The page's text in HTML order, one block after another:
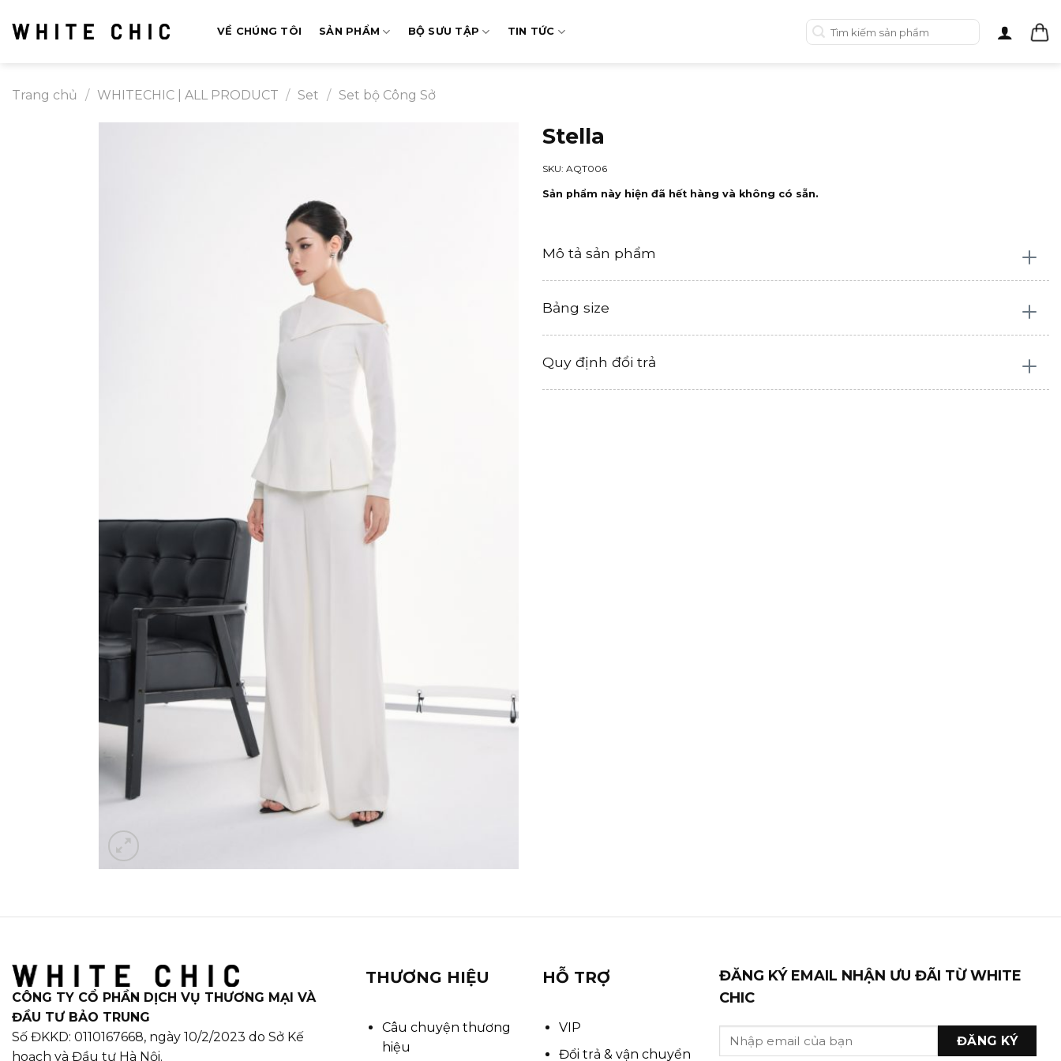
qua
VỀ CHÚNG TÔI SẢN PHẨM BỘ SƯU TẬP TIN TỨC
Tìm
kiếm:
Trang chủ / WHITECHIC | ALL PRODUCT / Set / Set bộ Công Sở
Stella
SKU: AQT006
Sản phẩm này hiện đã hết hàng và không có sẵn.
Mô tả sản phẩm
Bảng size
Quy định đổi trả
CÔNG TY CỔ PHẦN DỊCH VỤ THƯƠNG MẠI VÀ
ĐẦU TƯ BẢO TRUNG
Số ĐKKD: 0110167668, ngày 10/2/2023 do Sở Kế
hoạch và Đầu tư Hà Nội.
THƯƠNG HIỆU
Câu chuyện thương
hiệu
HỖ TRỢ
VIP
Đổi trả & vận chuyển
ĐĂNG KÝ EMAIL NHẬN ƯU ĐÃI TỪ WHITE
CHIC